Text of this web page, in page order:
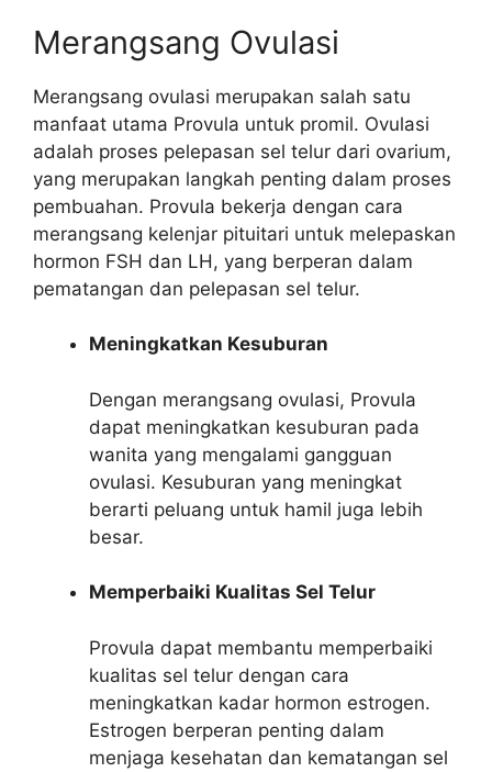
Merangsang Ovulasi
Merangsang ovulasi merupakan salah satu
manfaat utama Provula untuk promil. Ovulasi
adalah proses pelepasan sel telur dari ovarium,
yang merupakan langkah penting dalam proses
pembuahan. Provula bekerja dengan cara
merangsang kelenjar pituitari untuk melepaskan
hormon FSH dan LH, yang berperan dalam
pematangan dan pelepasan sel telur.
Meningkatkan Kesuburan
Dengan merangsang ovulasi, Provula
dapat meningkatkan kesuburan pada
wanita yang mengalami gangguan
ovulasi. Kesuburan yang meningkat
berarti peluang untuk hamil juga lebih
besar.
Memperbaiki Kualitas Sel Telur
Provula dapat membantu memperbaiki
kualitas sel telur dengan cara
meningkatkan kadar hormon estrogen.
Estrogen berperan penting dalam
menjaga kesehatan dan kematangan sel